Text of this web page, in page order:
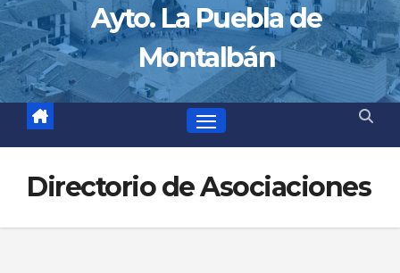
Ayto. La Puebla de
Montalbán
Directorio de Asociaciones